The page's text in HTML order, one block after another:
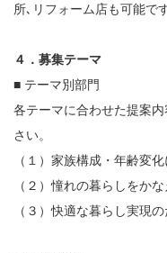
所､リフォーム店も可能で
４．募集テーマ
■ テーマ別部門
各テーマに合わせた提案
さい。
（１）家族構成・年齢変
（２）憧れの暮らしをか
（３）快適な暮らし実現